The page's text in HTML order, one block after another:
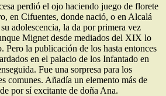
perdió el ojo haciendo juego de florete
en Cifuentes, donde nació, o en Alcalá
adolescencia, la da por primera vez
Mignet desde mediados del XIX lo
Pero la publicación de los hasta entonces
en el palacio de los Infantado en
Fue una sorpresa para los
comunes. Añadía un elemento más de
por sí excitante de doña Ana.